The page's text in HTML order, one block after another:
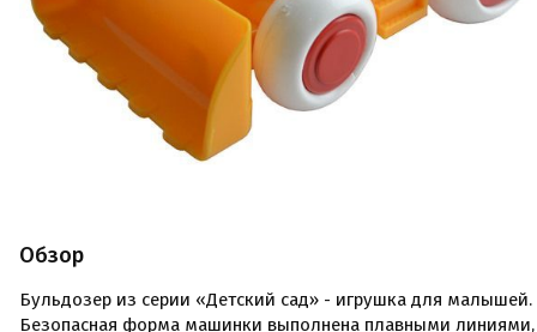
Обзор
Бульдозер из серии «Детский сад» - игрушка для малышей.
Безопасная форма машинки выполнена плавными линиями,